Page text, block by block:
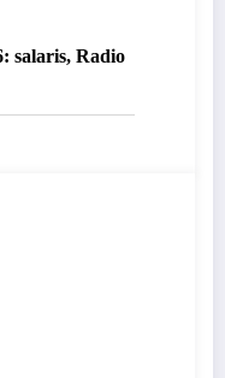
salaris, Radio